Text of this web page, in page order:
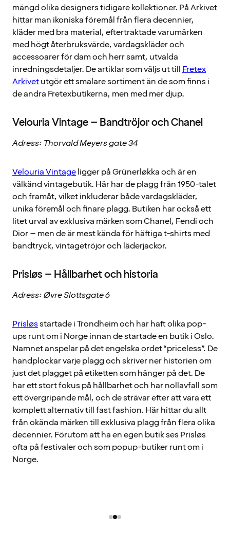
mängd olika designers tidigare kollektioner. På Arkivet
hittar man ikoniska föremål från flera decennier,
kläder med bra material, eftertraktade varumärken
med högt återbruksvärde, vardagskläder och
accessoarer för dam och herr samt, utvalda
inredningsdetaljer. De artiklar som väljs ut till Fretex
Arkivetutgör ett smalare sortiment än de som finns i
de andra Fretexbutikerna, men med mer djup.
Velouria Vintage – Bandtröjor och Chanel
Adress: Thorvald Meyers gate 34
Velouria Vintageligger på Grünerløkka och är en
välkänd vintagebutik. Här har de plagg från 1950-talet
och framåt, vilket inkluderar både vardagskläder,
unika föremål och finare plagg. Butiken har också ett
litet urval av exklusiva märken som Chanel, Fendi och
Dior – men de är mest kända för häftiga t-shirts med
bandtryck, vintagetröjor och läderjackor.
Prisløs – Hållbarhet och historia
Adress: Øvre Slottsgate 6
Prisløsstartade i Trondheim och har haft olika pop-
ups runt om i Norge innan de startade en butik i Oslo.
Namnet anspelar på det engelska ordet “priceless”. De
handplockar varje plagg och skriver ner historien om
just det plagget på etiketten som hänger på det. De
har ett stort fokus på hållbarhet och har nollavfall som
ett övergripande mål, och de strävar efter att vara ett
komplett alternativ till fast fashion. Här hittar du allt
från okända märken till exklusiva plagg från flera olika
decennier. Förutom att ha en egen butik ses Prisløs
ofta på festivaler och som popup-butiker runt om i
Norge.